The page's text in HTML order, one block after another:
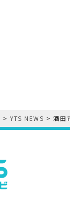
> YTS NEWS >酒田